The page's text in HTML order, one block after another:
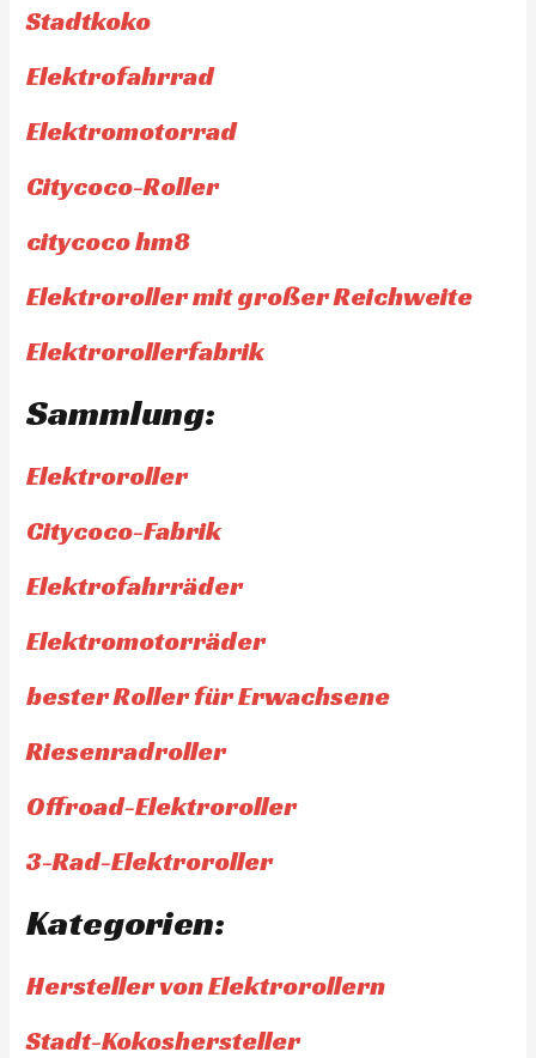
Stadtkoko
Elektrofahrrad
Elektromotorrad
Citycoco-Roller
citycoco hm8
Elektroroller mit großer Reichweite
Elektrorollerfabrik
Sammlung:
Elektroroller
Citycoco-Fabrik
Elektrofahrräder
Elektromotorräder
bester Roller für Erwachsene
Riesenradroller
Offroad-Elektroroller
3-Rad-Elektroroller
Kategorien:
Hersteller von Elektrorollern
Stadt-Kokoshersteller